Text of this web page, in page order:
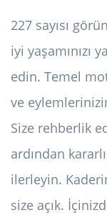
227 sayısı
iyi yaşamınızı
edin. Temel
ve
Size rehberlik
ardından
ilerleyin.
size açık.